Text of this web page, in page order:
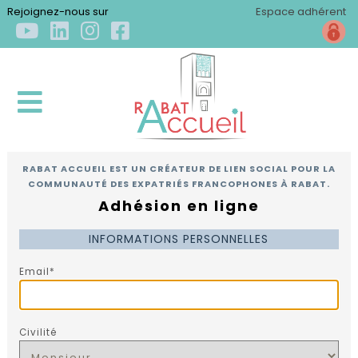
Rejoignez-nous sur Espace adhérent
×
ACCUEIL
Qui
sommes-
nous
Arriver
RABAT ACCUEIL EST UN CRÉATEUR DE LIEN SOCIAL POUR LA
COMMUNAUTÉ DES EXPATRIÉS FRANCOPHONES À RABAT.
Adhésion en ligne
INFORMATIONS PERSONNELLES
Email*
Civilité